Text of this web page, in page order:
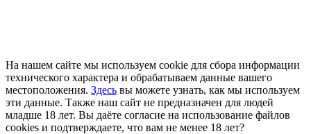
На нашем сайте мы используем cookie для сбора информации
технического характера и обрабатываем данные вашего
местоположения. Здесь вы можете узнать, как мы используем
эти данные. Также наш сайт не предназначен для людей
младше 18 лет. Вы даёте согласие на использование файлов
cookies и подтверждаете, что вам не менее 18 лет?